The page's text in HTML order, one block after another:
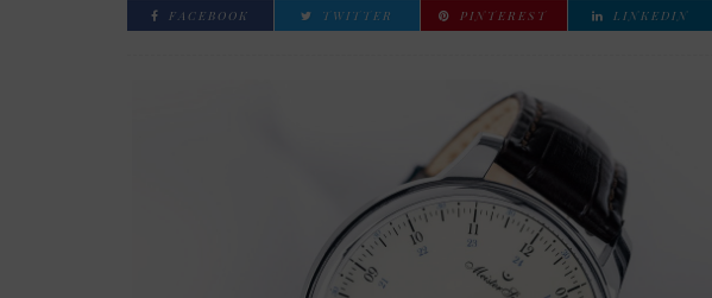
FACEBOOK TWITTER PINTEREST LINKEDIN